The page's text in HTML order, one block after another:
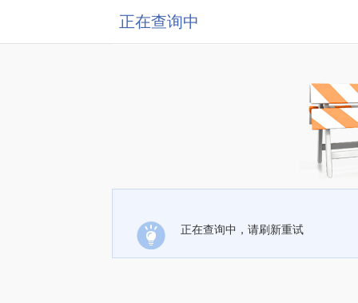
正在查询中
正在查询中，请刷新重试